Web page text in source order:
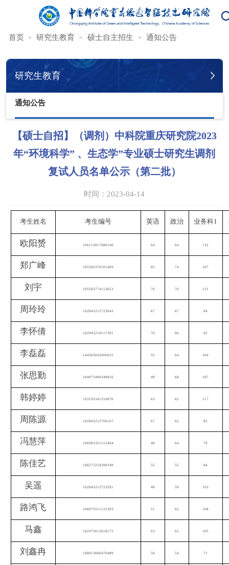
您的位置：
首页 研究生教育 硕士自主招生 通知公告
研究生教育
通知公告
【硕士自招】（调剂）中科院重庆研究院2023
年“环境科学” 、生态学”专业硕士研究生调剂
复试人员名单公示（第二批）
时间：2023-04-14
考生姓名 考生编号 英语 政治 业务科1
欧阳赟 106113017080140 64 64 132
郑广峰 105583370101469 85 74 107
刘宇 105583774112653 76 76 131
周玲玲 102843212723043 67 67 84
李怀倩 102943210117391 70 66 92
李磊磊 144303042000025 55 64 104
张思勤 104973400349816 49 68 107
韩婷婷 103193341216870 63 62 117
周陈源 102843212706167 67 62 82
冯慧萍 106983351112404 48 64 79
陈佳艺 100273218390349 55 55 84
吴遥 102843212723281 48 59 103
路鸿飞 106973511122303 51 62 108
马鑫 102473613618175 63 62 105
刘鑫冉 100013000470489 50 54 71